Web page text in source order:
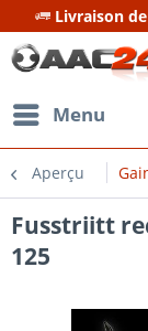
Livraison
Menu
Aperçu
Fusstriitt
125